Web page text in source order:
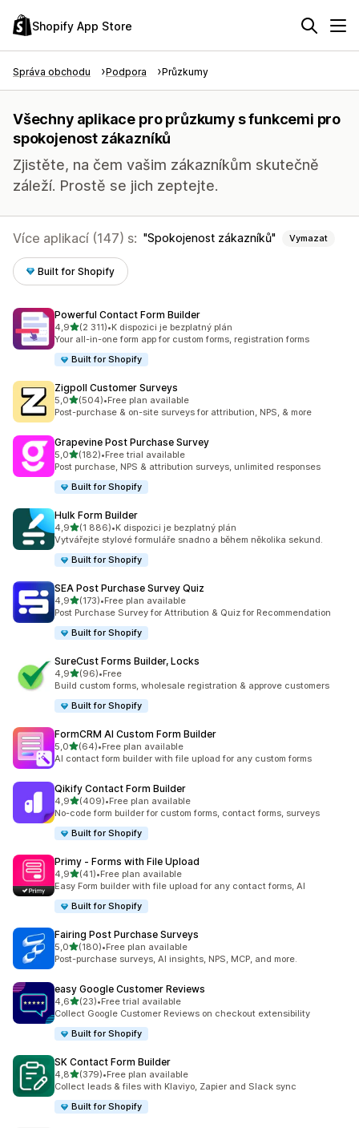
Shopify App Store
Správa obchodu Podpora Průzkumy
Všechny aplikace pro průzkumy s funkcemi pro
spokojenost zákazníků
Zjistěte, na čem vašim zákazníkům skutečně
záleží. Prostě se jich zeptejte.
Více aplikací (147) s: Spokojenost zákazníků Vymazat
Built for Shopify
Powerful Contact Form Builder
4,9z 5 hvězd
(2 311)
Celkový počet recenzí: 2311
•K dispozici je bezplatný plán
Your all-in-one form app for custom forms, registration forms
Built for Shopify
Zigpoll Customer Surveys
5,0z 5 hvězd
(504)
Celkový počet recenzí: 504
•Free plan available
Post-purchase & on-site surveys for attribution, NPS, & more
Grapevine Post Purchase Survey
5,0z 5 hvězd
(182)
Celkový počet recenzí: 182
•Free trial available
Post purchase, NPS & attribution surveys, unlimited responses
Built for Shopify
Hulk Form Builder
4,9z 5 hvězd
(1 886)
Celkový počet recenzí: 1886
•K dispozici je bezplatný plán
Vytvářejte stylové formuláře snadno a během několika sekund.
Built for Shopify
SEA Post Purchase Survey Quiz
4,9z 5 hvězd
(173)
Celkový počet recenzí: 173
•Free plan available
Post Purchase Survey for Attribution & Quiz for Recommendation
Built for Shopify
SureCust Forms Builder, Locks
4,9z 5 hvězd
(96)
Celkový počet recenzí: 96
•Free
Build custom forms, wholesale registration & approve customers
Built for Shopify
FormCRM AI Custom Form Builder
5,0z 5 hvězd
(64)
Celkový počet recenzí: 64
•Free plan available
AI contact form builder with file upload for any custom forms
Qikify Contact Form Builder
4,9z 5 hvězd
(409)
Celkový počet recenzí: 409
•Free plan available
No-code form builder for custom forms, contact forms, surveys
Built for Shopify
Primy ‑ Forms with File Upload
4,9z 5 hvězd
(41)
Celkový počet recenzí: 41
•Free plan available
Easy Form builder with file upload for any contact forms, AI
Built for Shopify
Fairing Post Purchase Surveys
5,0z 5 hvězd
(180)
Celkový počet recenzí: 180
•Free plan available
Post-purchase surveys, AI insights, NPS, MCP, and more.
easy Google Customer Reviews
4,6z 5 hvězd
(23)
Celkový počet recenzí: 23
•Free trial available
Collect Google Customer Reviews on checkout extensibility
Built for Shopify
SK Contact Form Builder
4,8z 5 hvězd
(379)
Celkový počet recenzí: 379
•Free plan available
Collect leads & files with Klaviyo, Zapier and Slack sync
Built for Shopify